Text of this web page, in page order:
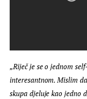
„Riječ je se o jednom
interesantnom. Mislim
skupa djeluje kao jedno